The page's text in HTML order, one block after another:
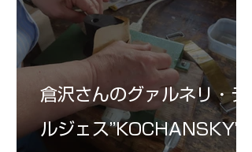
倉沢さんのグァルネリ・デ
ルジェス”KOCHANSKY"制